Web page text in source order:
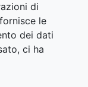
di
le
dei dati
ci ha